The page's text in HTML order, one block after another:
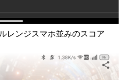
レンジスマホ並みのスコア